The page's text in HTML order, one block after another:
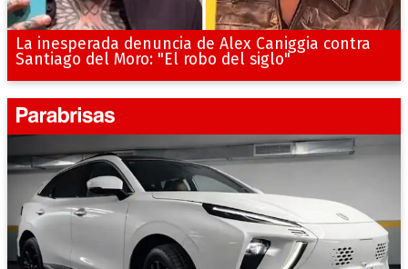
La inesperada denuncia de Alex Caniggia contra
Santiago del Moro: "El robo del siglo"